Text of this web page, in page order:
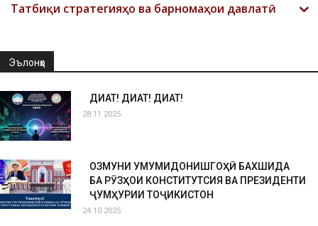
Татбиқи стратегияҳо ва барномаҳои давлатӣ
Эълонҳо
ДИҚҚАТ! ДИҚҚАТ! ДИҚҚАТ!
28.11.2025
ОЗМУНИ УМУМИДОНИШГОҲӢ БАХШИДА
БА РӮЗҲОИ КОНСТИТУТСИЯ ВА ПРЕЗИДЕНТИ
ҶУМҲУРИИ ТОҶИКИСТОН
24.10.2025